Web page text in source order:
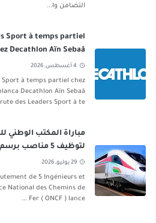
التضامن وا...
Sport à temps partiel
Decathlon Aïn Sebaâ
4 أغسطس, 2026
Sport à temps partiel chez
Decathlon Aïn Sebaâ
des Leaders Sport à te...
لتوظيف 5 مناصب برسم سنة 2026
29 يوليو, 2026
de 5 Ingénieurs et
National des Chemins de
Fer ( ONCF ) lance ...